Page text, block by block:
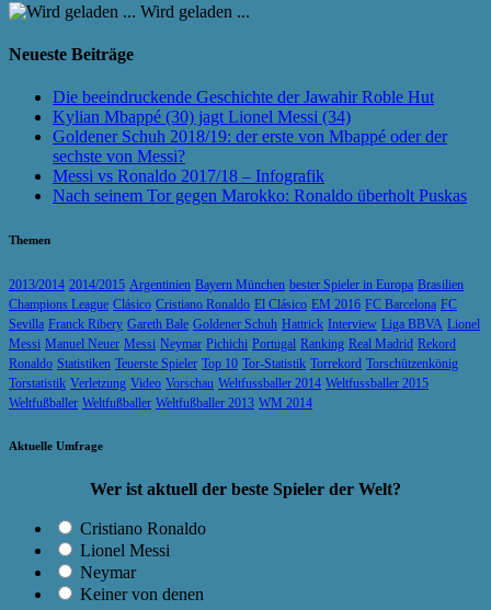
Wird geladen ...
Neueste Beiträge
Die beeindruckende Geschichte der Jawahir Roble Hut
Kylian Mbappé (30) jagt Lionel Messi (34)
Goldener Schuh 2018/19: der erste von Mbappé oder der
sechste von Messi?
Messi vs Ronaldo 2017/18 – Infografik
Nach seinem Tor gegen Marokko: Ronaldo überholt Puskas
Themen
2013/2014 2014/2015 Argentinien Bayern München bester Spieler in Europa Brasilien
Champions League Clásico Cristiano Ronaldo El Clásico EM 2016 FC Barcelona FC
Sevilla Franck Ribery Gareth Bale Goldener Schuh Hattrick Interview Liga BBVA Lionel
Messi Manuel Neuer Messi Neymar Pichichi Portugal Ranking Real Madrid Rekord
Ronaldo Statistiken Teuerste Spieler Top 10 Tor-Statistik Torrekord Torschützenkönig
Torstatistik Verletzung Video Vorschau Weltfussballer 2014 Weltfussballer 2015
Weltfußballer Weltfußballer Weltfußballer 2013 WM 2014
Aktuelle Umfrage
Wer ist aktuell der beste Spieler der Welt?
Cristiano Ronaldo
Lionel Messi
Neymar
Keiner von denen